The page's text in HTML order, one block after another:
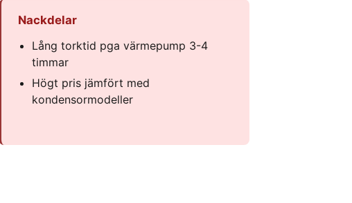
Nackdelar
Lång torktid pga värmepump 3-4
timmar
Högt pris jämfört med
kondensormodeller